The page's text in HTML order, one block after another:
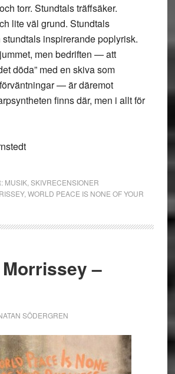
torr. Stundtals träffsäker.
lite väl grund. Stundtals
inspirerande poplyrisk.
men bedriften — att
döda” med en skiva som
— är däremot
finns där, men i allt för
MUSIK, SKIVRECENSIONER
, WORLD PEACE IS NONE OF YOUR
–
SÖDERGREN